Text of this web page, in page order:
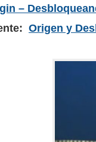
–
Origen y